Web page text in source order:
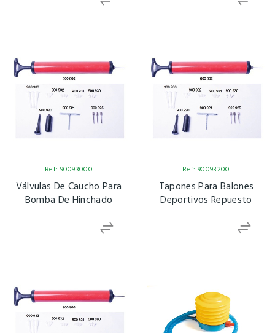
Ref: 90093000
Válvulas De Caucho Para
Bomba De Hinchado
Ref: 90093200
Tapones Para Balones
Deportivos Repuesto